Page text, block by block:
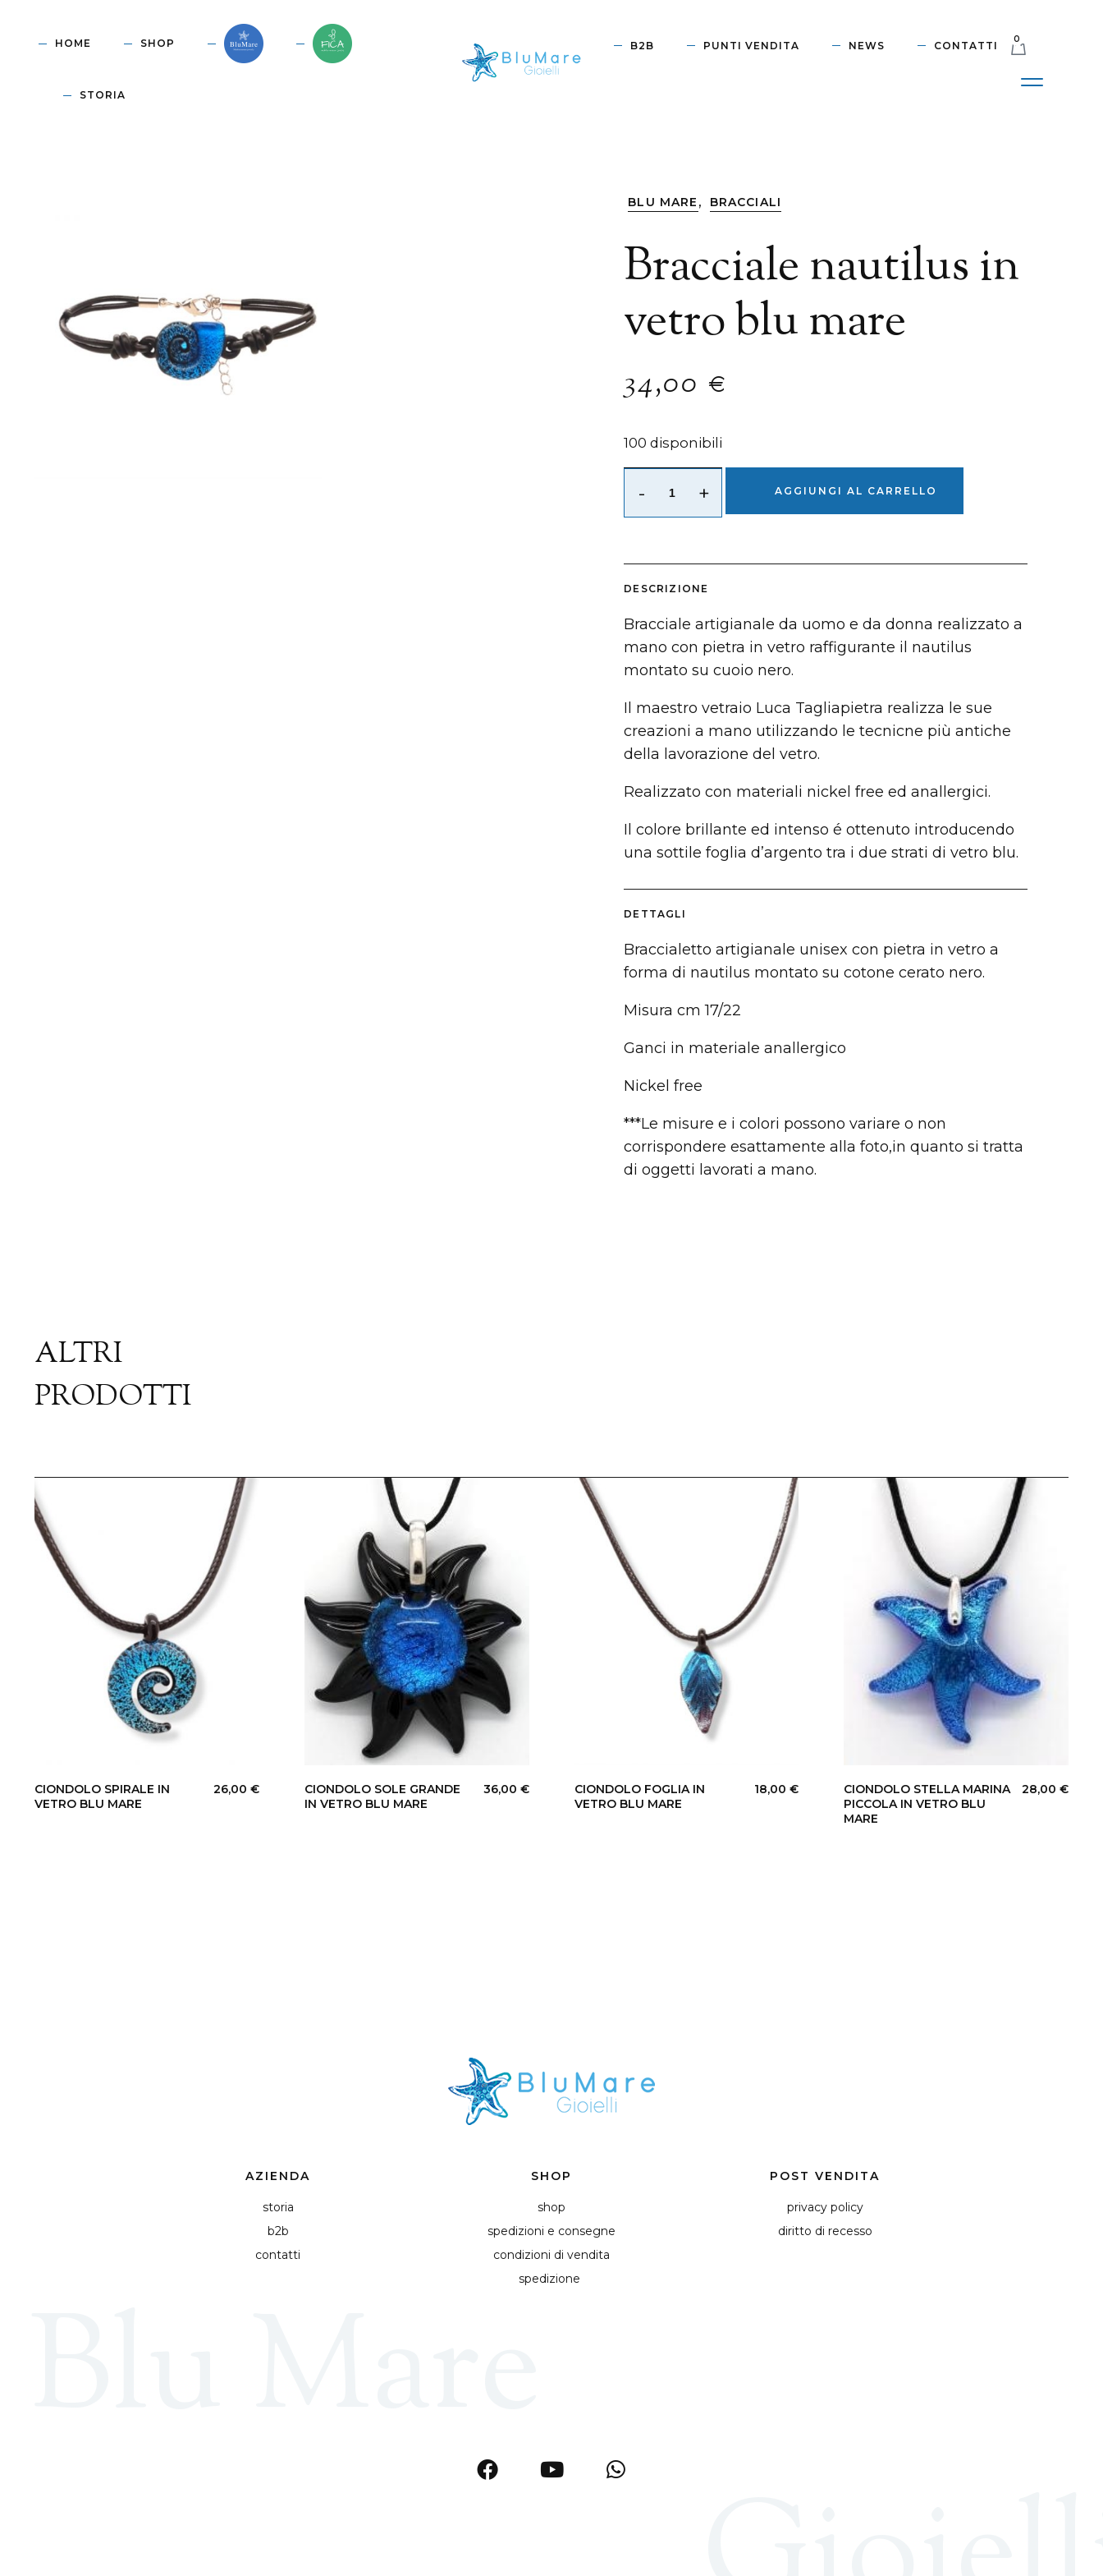
HOME SHOP
STORIA
B2B PUNTI VENDITA NEWS CONTATTI 0
BLU MARE , BRACCIALI
Bracciale nautilus in
vetro blu mare
34,00€
100 disponibili
- + AGGIUNGI AL CARRELLO
DESCRIZIONE
Bracciale artigianale da uomo e da donna realizzato a
mano con pietra in vetro raffigurante il nautilus
montato su cuoio nero.
Il maestro vetraio Luca Tagliapietra realizza le sue
creazioni a mano utilizzando le tecnicne più antiche
della lavorazione del vetro.
Realizzato con materiali nickel free ed anallergici.
Il colore brillante ed intenso é ottenuto introducendo
una sottile foglia d’argento tra i due strati di vetro blu.
DETTAGLI
Braccialetto artigianale unisex con pietra in vetro a
forma di nautilus montato su cotone cerato nero.
Misura cm 17/22
Ganci in materiale anallergico
Nickel free
***Le misure e i colori possono variare o non
corrispondere esattamente alla foto,in quanto si tratta
di oggetti lavorati a mano.
ALTRI
PRODOTTI
CIONDOLO SPIRALE IN
VETRO BLU MARE
26,00 €
CIONDOLO SOLE GRANDE
IN VETRO BLU MARE
36,00 €
CIONDOLO FOGLIA IN
VETRO BLU MARE
18,00€
CIONDOLO STELLA MARINA
PICCOLA IN VETRO BLU
MARE
28,00 €
AZIENDA
storia
b2b
contatti
SHOP
shop
spedizioni e consegne
condizioni di vendita
spedizione
POST VENDITA
privacy policy
diritto di recesso